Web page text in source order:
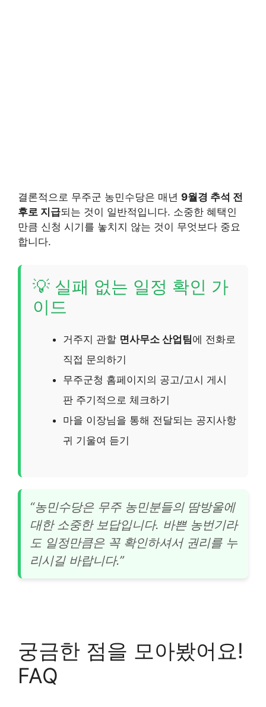
결론적으로 무주군 농민수당은 매년 9월경 추석 전
후로 지급되는 것이 일반적입니다. 소중한 혜택인
만큼 신청 시기를 놓치지 않는 것이 무엇보다 중요
합니다.
💡 실패 없는 일정 확인 가
이드
거주지 관할 면사무소 산업팀에 전화로
직접 문의하기
무주군청 홈페이지의 공고/고시 게시
판 주기적으로 체크하기
마을 이장님을 통해 전달되는 공지사항
귀 기울여 듣기
“농민수당은 무주 농민분들의 땀방울에
대한 소중한 보답입니다. 바쁜 농번기라
도 일정만큼은 꼭 확인하셔서 권리를 누
리시길 바랍니다.”
궁금한 점을 모아봤어요!
FAQ